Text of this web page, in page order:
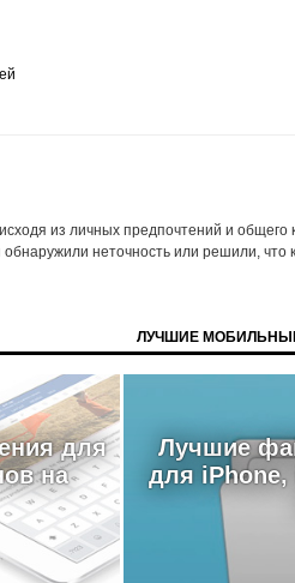
из личных предпочтений и
неточность или решили,
ЛУЧШИЕ
для
на
Лучшие
для iPhone,